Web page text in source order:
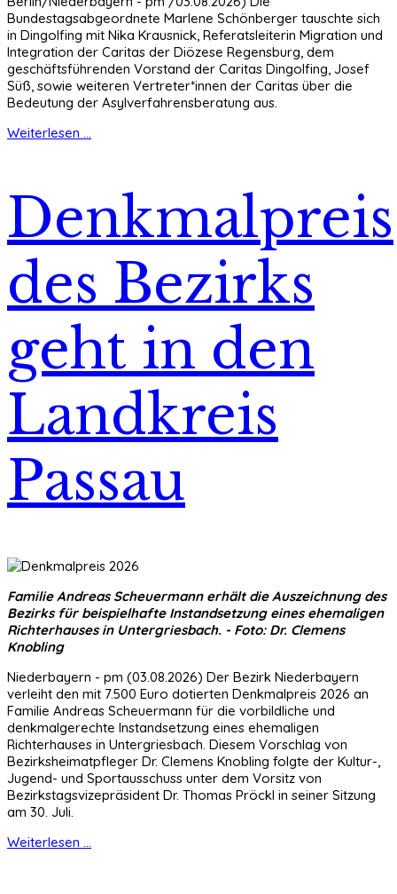
Bundestagsabgeordnete Marlene Schönberger tauschte sich
in Dingolfing mit Nika Krausnick, Referatsleiterin Migration und
Integration der Caritas der Diözese Regensburg, dem
geschäftsführenden Vorstand der Caritas Dingolfing, Josef
Süß, sowie weiteren Vertreter*innen der Caritas über die
Bedeutung der Asylverfahrensberatung aus.
Weiterlesen ...
Denkmalpreis
des Bezirks
geht in den
Landkreis
Passau
Familie Andreas Scheuermann erhält die Auszeichnung des
Bezirks für beispielhafte Instandsetzung eines ehemaligen
Richterhauses in Untergriesbach. - Foto: Dr. Clemens
Knobling
Niederbayern - pm (03.08.2026) Der Bezirk Niederbayern
verleiht den mit 7.500 Euro dotierten Denkmalpreis 2026 an
Familie Andreas Scheuermann für die vorbildliche und
denkmalgerechte Instandsetzung eines ehemaligen
Richterhauses in Untergriesbach. Diesem Vorschlag von
Bezirksheimatpfleger Dr. Clemens Knobling folgte der Kultur-,
Jugend- und Sportausschuss unter dem Vorsitz von
Bezirkstagsvizepräsident Dr. Thomas Pröckl in seiner Sitzung
am 30. Juli.
Weiterlesen ...